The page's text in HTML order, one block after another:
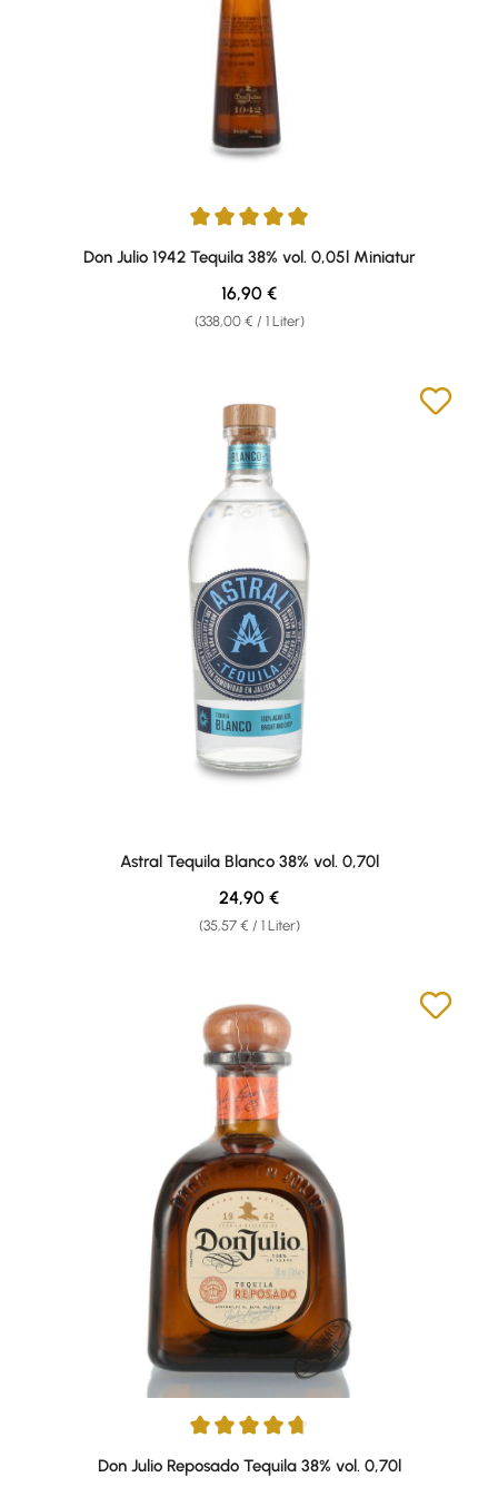
Durchschnittliche Bewertung von 5 von 5 Sternen
Don Julio 1942 Tequila 38% vol. 0,05l Miniatur
(338,00 € / 1 Liter)
Regulärer Preis:
16,90 €
Astral Tequila Blanco 38% vol. 0,70l
(35,57 € / 1 Liter)
Regulärer Preis:
24,90 €
Durchschnittliche Bewertung von 4.76 von 5 Sternen
Don Julio Reposado Tequila 38% vol. 0,70l